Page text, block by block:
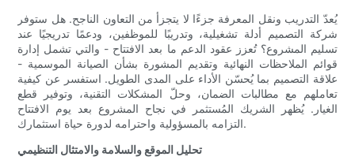
يُعدّ التدريب ونقل المعرفة جزءًا لا يتجزأ من التعاون الناجح. هل ستوفر
شركة التصميم أدلة تشغيلية، وتدريبًا للموظفين، ودعمًا تدريجيًا عند
تسليم المشروع؟ تُعزز عقود الدعم ما بعد الافتتاح - والتي تشمل إدارة
قوائم الملاحظات النهائية وتقديم المشورة بشأن الصيانة الموسمية -
علاقة التصميم بما يُحسّن الأداء على المدى الطويل. استفسر عن كيفية
تعاملهم مع مطالبات الضمان، وحلّ المشكلات التقنية، وتوفير قطع
الغيار. يُظهر الشريك المُستثمر في نجاح المشروع بعد يوم الافتتاح
التزامه بالمسؤولية واحترامه لدورة حياة استثمارك.
تحليل الموقع والسلامة والامتثال التنظيمي